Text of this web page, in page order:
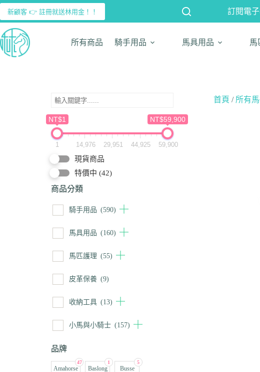
新顧客 👉 註冊就送林用金！！ 訂閱電
所有商品 騎手用品 馬具用品 馬
NT$1 NT$59,900
1 14,976 29,951 44,925 59,900
現貨商品
特價中 (42)
商品分類
騎手用品 (590)
馬具用品 (160)
馬匹護理 (55)
皮革保養 (9)
收納工具 (13)
小馬與小騎士 (157)
品牌
47
Amahorse
1
Baslong
5
Busse
首頁 / 所有